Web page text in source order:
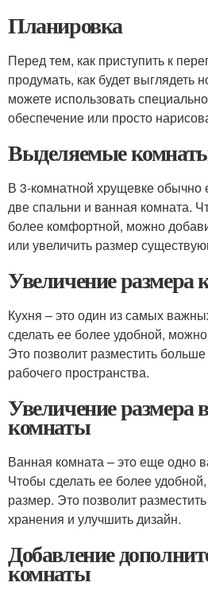
Планировка
Перед тем, как приступить к
продумать, как будет выглядеть
можете использовать
обеспечение или просто
Выделяемые
В 3-комнатной хрущевке обычно
две спальни и ванная комната.
более комфортной, можно
или увеличить размер
Увеличение размера
Кухня – это один из самых
сделать ее более удобной,
Это позволит разместить
рабочего пространства.
Увеличение размера
комнаты
Ванная комната – это еще одно
Чтобы сделать ее более
размер. Это позволит
хранения и улучшить дизайн.
Добавление
комнаты